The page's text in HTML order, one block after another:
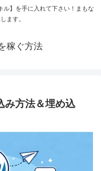
ル】を手に入れて下さい！まもな
ます。
稼ぐ方法
み方法＆埋め込